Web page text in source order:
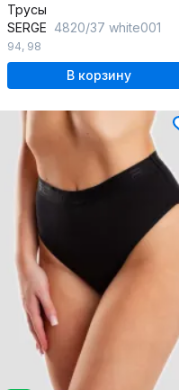
Трусы
SERGE 4820/37 white001
94, 98
В корзину